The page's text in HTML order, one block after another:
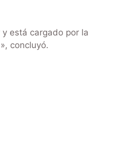
está cargado por la
concluyó.